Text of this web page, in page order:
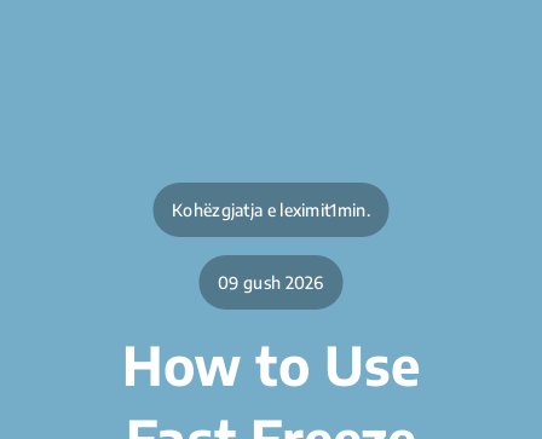
Kohëzgjatja e leximit1min.
09 gush 2026
How to Use